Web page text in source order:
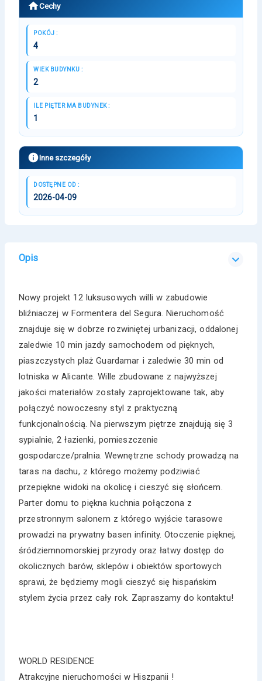
Cechy
POKÓJ :
4
WIEK BUDYNKU :
2
ILE PIĘTER MA BUDYNEK :
1
Inne szczegóły
DOSTĘPNE OD :
2026-04-09
Opis
Nowy projekt 12 luksusowych willi w zabudowie
bliźniaczej w Formentera del Segura. Nieruchomość
znajduje się w dobrze rozwiniętej urbanizacji, oddalonej
zaledwie 10 min jazdy samochodem od pięknych,
piaszczystych plaż Guardamar i zaledwie 30 min od
lotniska w Alicante. Wille zbudowane z najwyższej
jakości materiałów zostały zaprojektowane tak, aby
połączyć nowoczesny styl z praktyczną
funkcjonalnością. Na pierwszym piętrze znajdują się 3
sypialnie, 2 łazienki, pomieszczenie
gospodarcze/pralnia. Wewnętrzne schody prowadzą na
taras na dachu, z którego możemy podziwiać
przepiękne widoki na okolicę i cieszyć się słońcem.
Parter domu to piękna kuchnia połączona z
przestronnym salonem z którego wyjście tarasowe
prowadzi na prywatny basen infinity. Otoczenie pięknej,
śródziemnomorskiej przyrody oraz łatwy dostęp do
okolicznych barów, sklepów i obiektów sportowych
sprawi, że będziemy mogli cieszyć się hispańskim
stylem życia przez cały rok. Zapraszamy do kontaktu!
WORLD RESIDENCE
Atrakcyjne nieruchomości w Hiszpanii !